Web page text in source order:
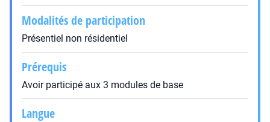
Modalités de participation
Présentiel non résidentiel
Prérequis
Avoir participé aux 3 modules de base
Langue